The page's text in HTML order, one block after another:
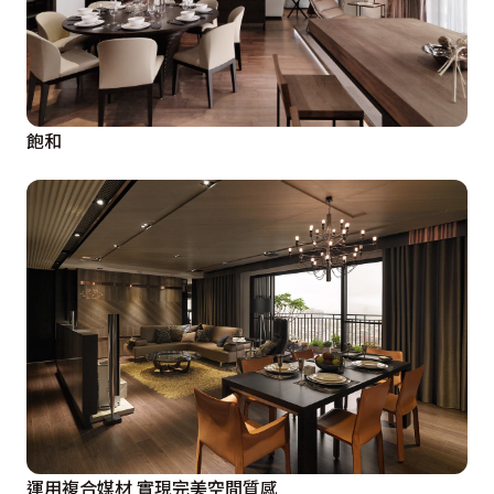
飽和
運用複合媒材 實現完美空間質感